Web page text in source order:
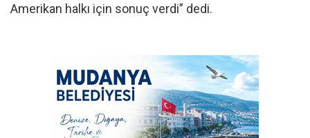
Amerikan halkı için sonuç verdi” dedi.